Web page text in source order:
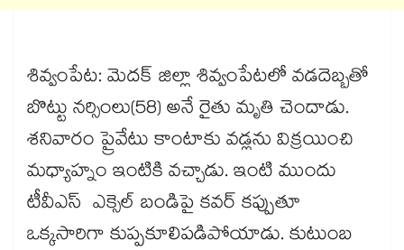
శివ్వంపేట: మెదక్​ జిల్లా శివ్వంపేటలో వడదెబ్బతో
బొట్టు నర్సింలు(58) అనే రైతు మృతి చెందాడు.
శనివారం ప్రైవేటు కాంటాకు వడ్లను విక్రయించి
మధ్యాహ్నం ఇంటికి వచ్చాడు. ఇంటి ముందు
టీవీఎస్​ ఎక్సెల్​ బండిపై కవర్ కప్పుతూ
ఒక్కసారిగా కుప్పకూలిపడిపోయాడు. కుటుంబ